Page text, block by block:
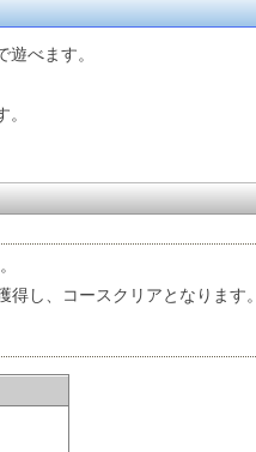
べます。
し、コースクリアとなります。